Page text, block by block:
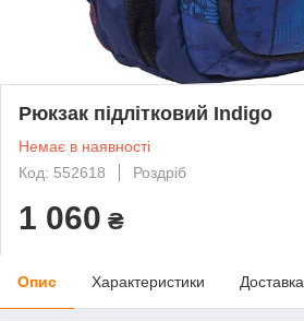
Рюкзак підлітковий Indigo
Немає в наявності
Код: 552618
Роздріб
1 060 ₴
Опис Характеристики Доставка